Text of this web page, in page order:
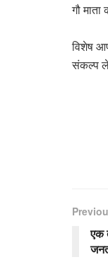
गौ
विशेष
संकल्प
एक